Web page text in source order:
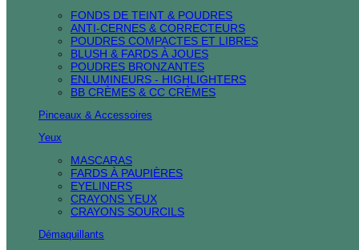
FONDS DE TEINT & POUDRES
ANTI-CERNES & CORRECTEURS
POUDRES COMPACTES ET LIBRES
BLUSH & FARDS À JOUES
POUDRES BRONZANTES
ENLUMINEURS - HIGHLIGHTERS
BB CRÈMES & CC CRÈMES
Pinceaux & Accessoires
Yeux
MASCARAS
FARDS À PAUPIÈRES
EYELINERS
CRAYONS YEUX
CRAYONS SOURCILS
Démaquillants